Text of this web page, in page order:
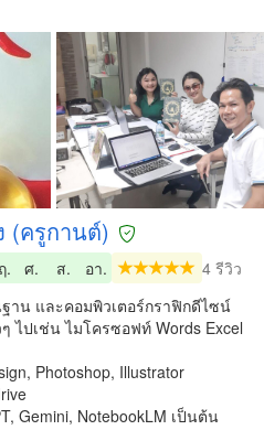
(ครูกานต์)
. ศ. ส. อา.
4 รีวิว
าน และคอมพิวเตอร์กราฟิกดีไซน์
ไปเช่น ไมโครซอฟท์ Words Excel
Photoshop, Illustrator
Gemini, NotebookLM เป็นต้น